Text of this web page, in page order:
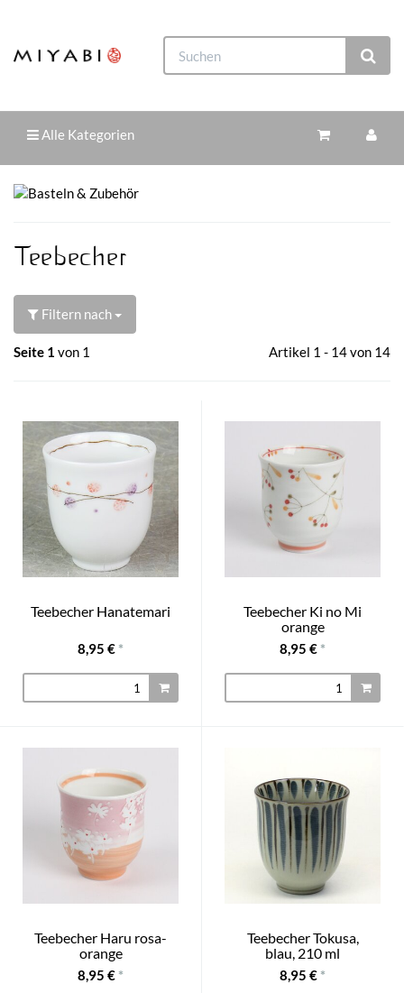
Alle Kategorien
Teebecher
Filtern nach
Seite 1 von 1 Artikel 1 - 14 von 14
Teebecher Hanatemari
8,95 € *
Teebecher Ki no Mi
orange
8,95 € *
Teebecher Haru rosa-
orange
8,95 € *
Teebecher Tokusa,
blau, 210 ml
8,95 € *